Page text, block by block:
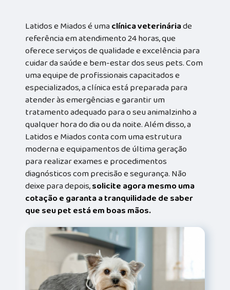
Latidos e Miados é umaclínica veterináriade
referência em atendimento 24 horas, que
oferece serviços de qualidade e excelência para
cuidar da saúde e bem-estar dos seus pets. Com
uma equipe de profissionais capacitados e
especializados, a clínica está preparada para
atender às emergências e garantir um
tratamento adequado para o seu animalzinho a
qualquer hora do dia ou da noite. Além disso, a
Latidos e Miados conta com uma estrutura
moderna e equipamentos de última geração
para realizar exames e procedimentos
diagnósticos com precisão e segurança. Não
deixe para depois,solicite agora mesmo uma
cotação e garanta a tranquilidade de saber
que seu pet está em boas mãos.